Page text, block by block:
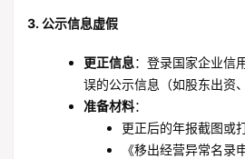
3. 公示信息虚假
更正信息：登录国家企业信
误的公示信息（如股东出资
准备材料：
更正后的年报截图或
《移出经营异常名录